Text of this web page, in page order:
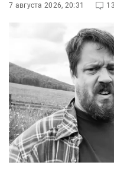
7 августа 2026, 20:31 13